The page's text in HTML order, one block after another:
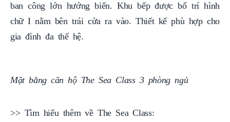
ban công lớn hướng biển. Khu bếp được bố trí hình
chữ I nằm bên trái cửa ra vào. Thiết kế phù hợp cho
gia đình đa thế hệ.
Mặt bằng căn hộ The Sea Class 3 phòng ngủ
>> Tìm hiểu thêm về The Sea Class: